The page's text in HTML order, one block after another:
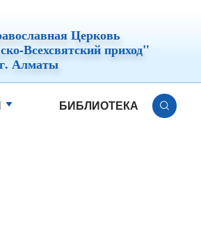
Церковь
Всехсвятский приход"
г. Алматы
БИБЛИОТЕКА